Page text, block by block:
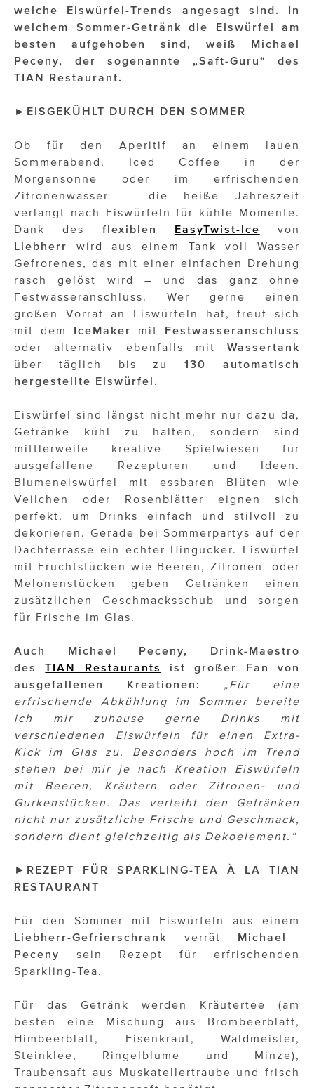
NEVER AGE NUTRITION
Nina Kraft – Kraft Media Minds
rot weiss rosé
OTTO AM DONAUKANAL
sehen!wutscher
SISTER ACT
Solid & Bold
St. Peter Stiftskulinarium
Susanne Wuest
The Budims
THE GOODSTUFF
TOG Studio
VieSFF – Vienna Spanish Film Festival
ÜBER UNS
PRESS CONTACT
welche Eiswürfel-Trends angesagt sind. In
welchem Sommer-Getränk die Eiswürfel am
besten aufgehoben sind, weiß Michael
Peceny, der sogenannte „Saft-Guru“ des
TIAN Restaurant.
►EISGEKÜHLT DURCH DEN SOMMER
Ob für den Aperitif an einem lauen
Sommerabend, Iced Coffee in der
Morgensonne oder im erfrischenden
Zitronenwasser – die heiße Jahreszeit
verlangt nach Eiswürfeln für kühle Momente.
Dank des flexiblen EasyTwist-Ice von
Liebherr
wird aus einem Tank voll Wasser
Gefrorenes, das mit einer einfachen Drehung
rasch gelöst wird – und das ganz ohne
Festwasseranschluss. Wer gerne einen
großen Vorrat an Eiswürfeln hat, freut sich
mit dem IceMaker mit Festwasseranschluss
oder alternativ ebenfalls mit Wassertank
über täglich bis zu130 automatisch
hergestellte Eiswürfel.
Eiswürfel sind längst nicht mehr nur dazu da,
Getränke kühl zu halten, sondern sind
mittlerweile kreative Spielwiesen für
ausgefallene Rezepturen und Ideen.
Blumeneiswürfel mit essbaren Blüten wie
Veilchen oder Rosenblätter eignen sich
perfekt, um Drinks einfach und stilvoll zu
dekorieren. Gerade bei Sommerpartys auf der
Dachterrasse ein echter Hingucker. Eiswürfel
mit Fruchtstücken wie Beeren, Zitronen- oder
Melonenstücken geben Getränken einen
zusätzlichen Geschmacksschub und sorgen
für Frische im Glas.
Auch Michael Peceny, Drink-Maestro
desTIAN Restaurants
ist großer Fan von
ausgefallenen Kreationen:
„Für eine
erfrischende Abkühlung im Sommer bereite
ich mir zuhause gerne Drinks mit
verschiedenen Eiswürfeln für einen Extra-
Kick im Glas zu. Besonders hoch im Trend
stehen bei mir je nach Kreation Eiswürfeln
mit Beeren, Kräutern oder Zitronen- und
Gurkenstücken. Das verleiht den Getränken
nicht nur zusätzliche Frische und Geschmack,
sondern dient gleichzeitig als Dekoelement.“
► REZEPT FÜR SPARKLING-TEA À LA TIAN
RESTAURANT
Für den Sommer mit Eiswürfeln aus einem
Liebherr-Gefrierschrank
verrät Michael
Peceny
sein Rezept für erfrischenden
Sparkling-Tea.
Für das Getränk werden Kräutertee (am
besten eine Mischung aus Brombeerblatt,
Himbeerblatt, Eisenkraut, Waldmeister,
Steinklee, Ringelblume und Minze),
Traubensaft aus Muskatellertraube und frisch